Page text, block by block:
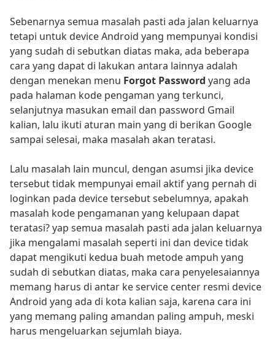
Sebenarnya semua masalah pasti ada jalan keluarnya
tetapi untuk device Android yang mempunyai kondisi
yang sudah di sebutkan diatas maka, ada beberapa
cara yang dapat di lakukan antara lainnya adalah
dengan menekan menu Forgot Password yang ada
pada halaman kode pengaman yang terkunci,
selanjutnya masukan email dan password Gmail
kalian, lalu ikuti aturan main yang di berikan Google
sampai selesai, maka masalah akan teratasi.
Lalu masalah lain muncul, dengan asumsi jika device
tersebut tidak mempunyai email aktif yang pernah di
loginkan pada device tersebut sebelumnya, apakah
masalah kode pengamanan yang kelupaan dapat
teratasi? yap semua masalah pasti ada jalan keluarnya
jika mengalami masalah seperti ini dan device tidak
dapat mengikuti kedua buah metode ampuh yang
sudah di sebutkan diatas, maka cara penyelesaiannya
memang harus di antar ke service center resmi device
Android yang ada di kota kalian saja, karena cara ini
yang memang paling amandan paling ampuh, meski
harus mengeluarkan sejumlah biaya.